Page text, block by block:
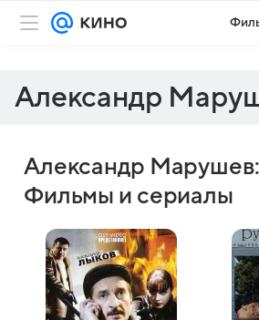
Александр
Александр Марушев:
Фильмы и сериалы